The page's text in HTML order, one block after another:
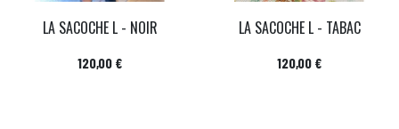
LA SACOCHE L - NOIR
Prix
120,00 €
LA SACOCHE L - TABAC
Prix
120,00 €